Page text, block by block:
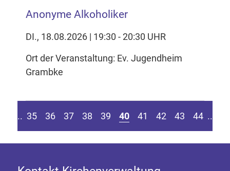
Anonyme Alkoholiker
DI., 18.08.2026 | 19:30 - 20:30 UHR
Ort der Veranstaltung: Ev. Jugendheim
Grambke
springen
vorherigen Seite
.... 35 36 37 38 39 40 41 42 43 44 ....